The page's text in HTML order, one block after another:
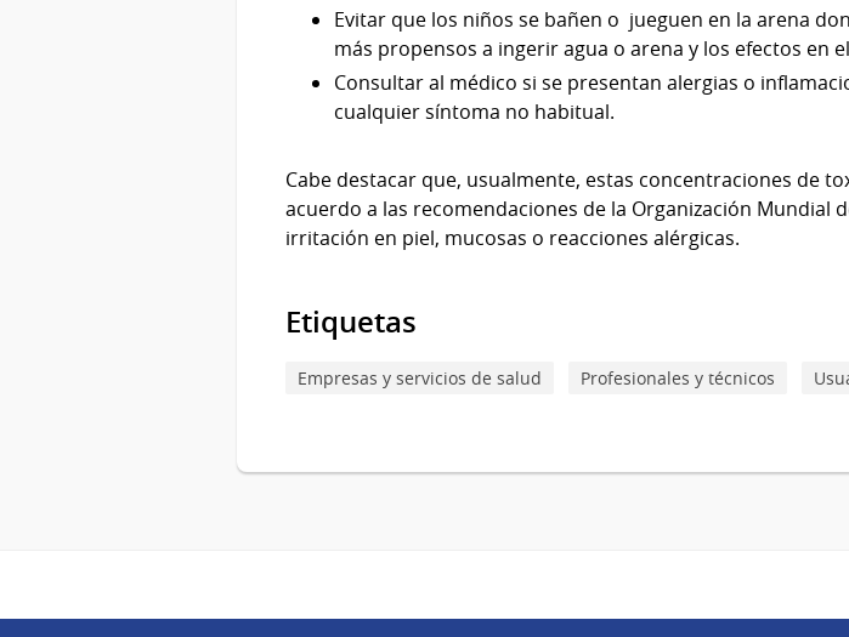
Evitar que los niños se bañen o jueguen en la arena
más propensos a ingerir agua o arena y los efectos en
Consultar al médico si se presentan alergias o
cualquier síntoma no habitual.
Cabe destacar que, usualmente, estas concentraciones de
acuerdo a las recomendaciones de la Organización Mundial
irritación en piel, mucosas o reacciones alérgicas.
Etiquetas
Empresas y servicios de salud Profesionales y técnicos